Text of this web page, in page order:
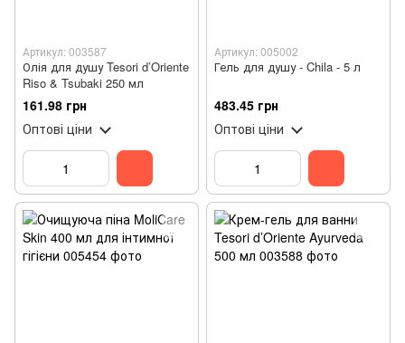
Артикул: 003587
Олія для душу Tesori d’Oriente
Riso & Tsubaki 250 мл
161.98 грн
Оптові ціни
Артикул: 005002
Гель для душу - Chila - 5 л
483.45 грн
Оптові ціни